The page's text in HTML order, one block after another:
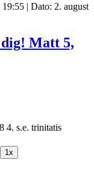
19:55 | Dato: 2. august
Matt 5,
4. s.e. trinitatis
1x